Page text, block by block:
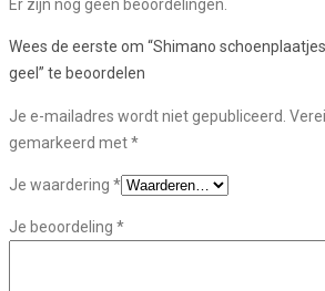
Er zijn nog geen beoordelingen.
Wees de eerste om “Shimano schoenplaatjes
geel” te beoordelen
Je e-mailadres wordt niet gepubliceerd.
gemarkeerd met*
Je waardering *
Je beoordeling *